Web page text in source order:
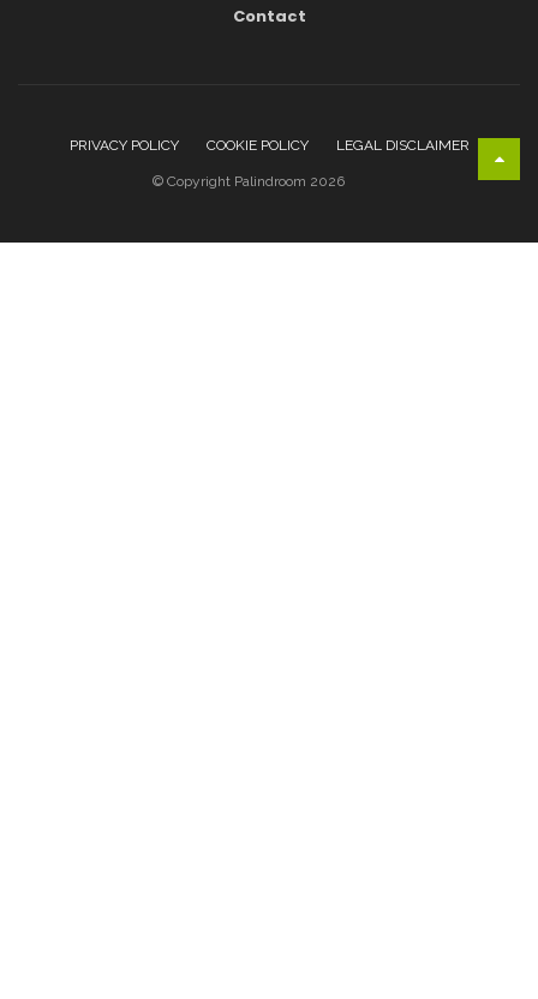
Contact
PRIVACY POLICY COOKIE POLICY LEGAL DISCLAIMER
© Copyright Palindroom 2026